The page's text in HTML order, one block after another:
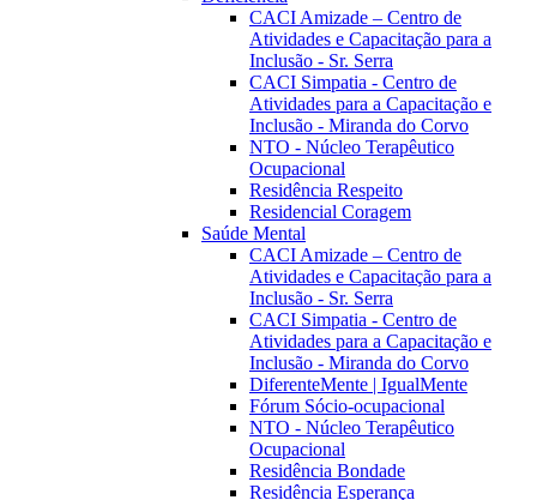
CACI Amizade – Centro de
Atividades e Capacitação para a
Inclusão - Sr. Serra
CACI Simpatia - Centro de
Atividades para a Capacitação e
Inclusão - Miranda do Corvo
NTO - Núcleo Terapêutico
Ocupacional
Residência Respeito
Residencial Coragem
Saúde Mental
CACI Amizade – Centro de
Atividades e Capacitação para a
Inclusão - Sr. Serra
CACI Simpatia - Centro de
Atividades para a Capacitação e
Inclusão - Miranda do Corvo
DiferenteMente | IgualMente
Fórum Sócio-ocupacional
NTO - Núcleo Terapêutico
Ocupacional
Residência Bondade
Residência Esperança